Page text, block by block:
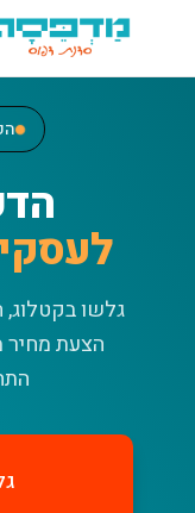
דלג לתוכן הראשי
גלשו
הצעת מחיר